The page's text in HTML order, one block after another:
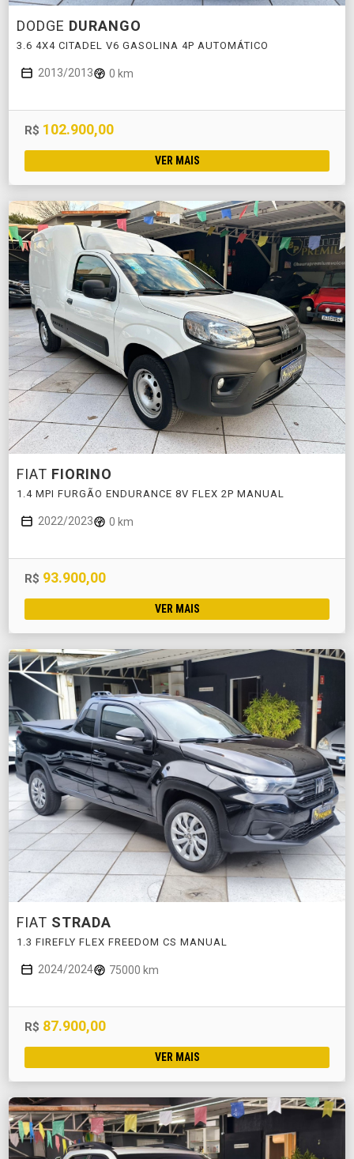
DODGE DURANGO
3.6 4X4 CITADEL V6 GASOLINA 4P AUTOMÁTICO
2013/2013 0 km
R$ 102.900,00
VER MAIS
FIAT FIORINO
1.4 MPI FURGÃO ENDURANCE 8V FLEX 2P MANUAL
2022/2023 0 km
R$ 93.900,00
VER MAIS
FIAT STRADA
1.3 FIREFLY FLEX FREEDOM CS MANUAL
2024/2024 75000 km
R$ 87.900,00
VER MAIS